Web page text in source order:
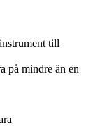
till
på mindre än en